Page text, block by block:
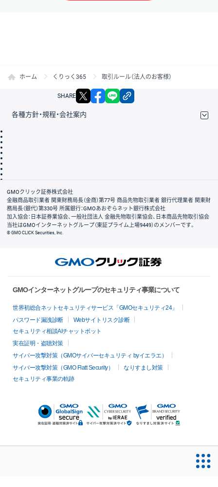
ホーム くりっく365 取引ルール（法人のお客様）
SHARE X facebook
各種方針・規程・会社案内
会社案内
GMOクリック証券株式会社
金融商品取引業者 関東財務局長（金商）第77号 商品先物取引業者 銀行代理業者 関東財
務局長（銀代）第330号 所属銀行：GMOあおぞらネット銀行株式会社
加入協会：日本証券業協会、一般社団法人 金融先物取引業協会、日本商品先物取引協会
当社はGMOインターネットグループ（東証プライム上場9449）のメンバーです。
© GMO CLICK Securities, Inc.
GMOインターネットグループのセキュリティ事業について
世界初総合ネットセキュリティサービス「GMOセキュリティ24」
パスワード漏洩診断
Webサイトリスク診断
セキュリティ相談AIチャットボット
実在証明・盗聴対策
サイバー攻撃対策（GMOサイバーセキュリティ byイエラエ）
サイバー攻撃対策（GMO Flatt Security）
なりすまし対策
セキュリティ事業の軌跡